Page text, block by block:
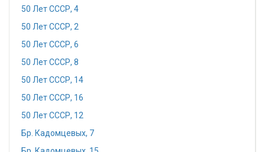
50 Лет СССР, 4
50 Лет СССР, 2
50 Лет СССР, 6
50 Лет СССР, 8
50 Лет СССР, 14
50 Лет СССР, 16
50 Лет СССР, 12
Бр. Кадомцевых, 7